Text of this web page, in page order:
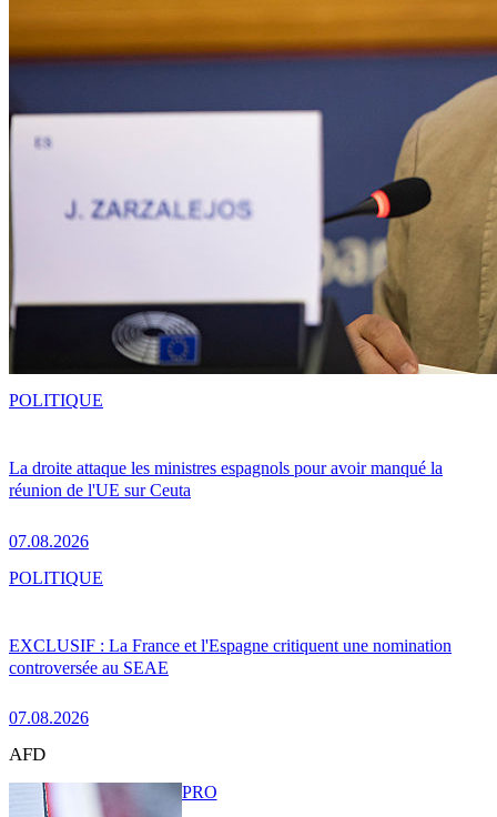
La droite attaque les ministres espagnols pour avoir manqué la
réunion de l'UE sur Ceuta
07.08.2026
POLITIQUE
EXCLUSIF : La France et l'Espagne critiquent une nomination
controversée au SEAE
07.08.2026
POLITIQUE
AFD
PRO